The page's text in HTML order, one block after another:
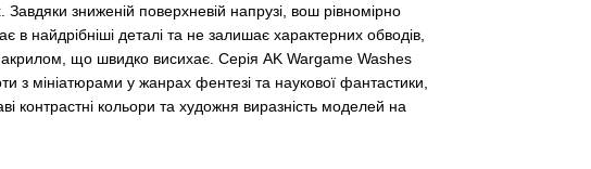
зниженій поверхневій напрузі, вош рівномірно
в найдрібніші деталі та не залишає характерних обводів,
акрилом, що швидко висихає. Серія AK Wargame Washes
з мініатюрами у жанрах фентезі та наукової фантастики,
контрастні кольори та художня виразність моделей на